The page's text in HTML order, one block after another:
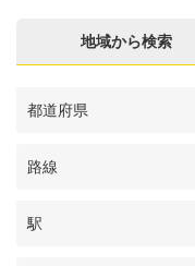
地域から検索
都道府県
路線
駅